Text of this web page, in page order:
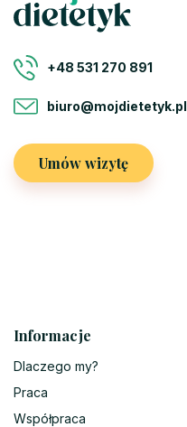
+48 531 270 891
biuro@mojdietetyk.pl
Umów wizytę
Informacje
Dlaczego my?
Praca
Współpraca